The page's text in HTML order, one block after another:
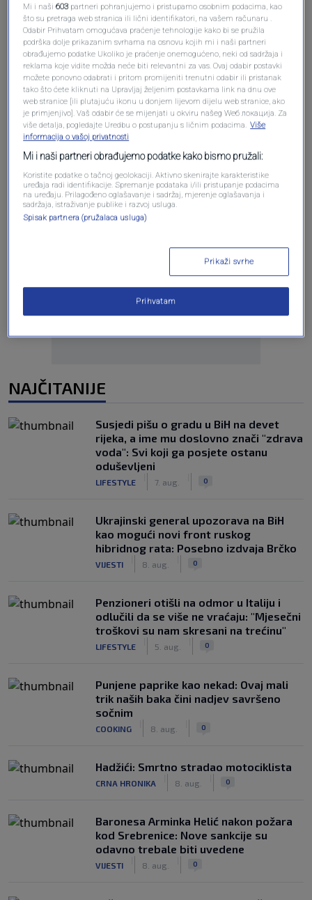
Oglas
Oglas
NAJČITANIJE
Susjedi pišu o gradu u BiH na devet
rijeka, a ime mu doslovno znači "zdrava
voda": Svi koji ga posjete ostanu
oduševljeni
LIFESTYLE 7. aug. 0
Ukrajinski general upozorava na BiH
kao mogući novi front ruskog
hibridnog rata: Posebno izdvaja Brčko
VIJESTI 8. aug. 0
Penzioneri otišli na odmor u Italiju i
odlučili da se više ne vraćaju: "Mjesečni
troškovi su nam skresani na trećinu"
LIFESTYLE 5. aug. 0
Punjene paprike kao nekad: Ovaj mali
trik naših baka čini nadjev savršeno
sočnim
COOKING 8. aug. 0
Hadžići: Smrtno stradao motociklista
CRNA HRONIKA 8. aug. 0
Baronesa Arminka Helić nakon požara
kod Srebrenice: Nove sankcije su
odavno trebale biti uvedene
VIJESTI 8. aug. 0
Mi i naši603 partneri pohranjujemo i pristupamo osobnim podacima, kao
što su pretraga web stranica ili lični identifikatori, na vašem računaru .
Odabir Prihvatam omogućava praćenje tehnologije kako bi se pružila
podrška dolje prikazanim svrhama na osnovu kojih mi i naši partneri
obrađujemo podatke Ukoliko je praćenje onemogućeno, neki od sadržaja i
reklama koje vidite možda neće biti relevantni za vas. Ovaj odabir postavki
možete ponovno odabrati i pritom promijeniti trenutni odabir ili pristanak
tako što ćete kliknuti na Upravljaj željenim postavkama link na dnu ove
web stranice [ili plutajuću ikonu u donjem lijevom dijelu web stranice, ako
je primjenjivo]. Vaš odabir će se mijenjati u okviru našeg Wеб локација. Za
više detalja, pogledajte Uredbu o postupanju s ličnim podacima. Više
informacija o vašoj privatnosti
Mi i naši partneri obrađujemo podatke kako bismo pružali:
Koristite podatke o tačnoj geolokaciji. Aktivno skenirajte karakteristike
uređaja radi identifikacije. Spremanje podataka i/ili pristupanje podacima
na uređaju. Prilagođeno oglašavanje i sadržaj, mjerenje oglašavanja i
sadržaja, istraživanje publike i razvoj usluga.
Spisak partnera (pružalaca usluga)
Prikaži svrhe
Prihvatam